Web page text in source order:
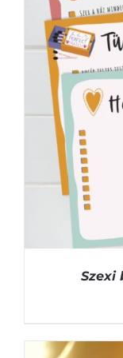
RÉSZLETEK
Szexi